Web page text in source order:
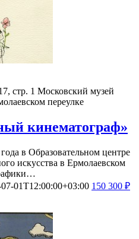
стр. 1 Московский музей
переулке
кинематограф»
в Образовательном центре
искусства в Ермолаевском
01T12:00:00+03:00 150 300 ₽